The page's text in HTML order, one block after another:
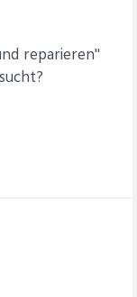
reparieren"